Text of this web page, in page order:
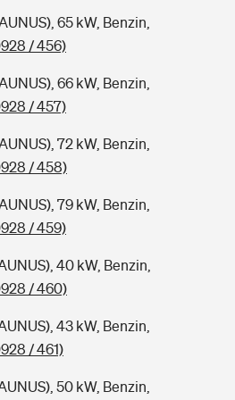
65 kW, Benzin,
/ 456)
66 kW, Benzin,
/ 457)
72 kW, Benzin,
/ 458)
79 kW, Benzin,
/ 459)
40 kW, Benzin,
/ 460)
43 kW, Benzin,
/ 461)
50 kW, Benzin,